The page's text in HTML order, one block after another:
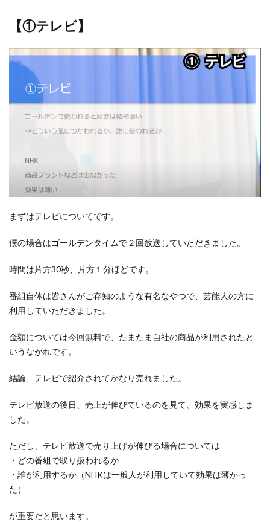
【①テレビ】
まずはテレビについてです。
僕の場合はゴールデンタイムで２回放送していただきました。
時間は片方30秒、片方１分ほどです。
番組自体は皆さんがご存知のような有名なやつで、芸能人の方に
利用していただきました。
金額については今回無料で、たまたま自社の商品が利用されたと
いうながれです。
結論、テレビで紹介されてかなり売れました。
テレビ放送の後日、売上が伸びているのを見て、効果を実感しま
した。
ただし、テレビ放送で売り上げが伸びる場合については
・どの番組で取り扱われるか
・誰が利用するか（NHKは一般人が利用していて効果は薄かっ
た）
が重要だと思います。